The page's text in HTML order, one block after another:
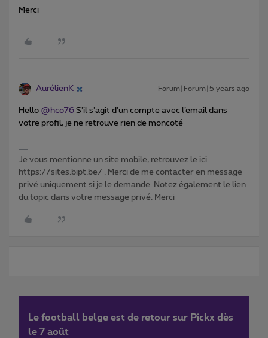
Merci
AurélienK Forum|Forum|5 years ago
Hello @hco76 S’il s’agit d’un compte avec l’email dans
votre profil, je ne retrouve rien de moncoté
Je vous mentionne un site mobile, retrouvez le ici
https://sites.bipt.be/ . Merci de me contacter en message
privé uniquement si je le demande. Notez également le lien
du topic dans votre message privé. Merci
Le football belge est de retour sur Pickx dès
le 7 août